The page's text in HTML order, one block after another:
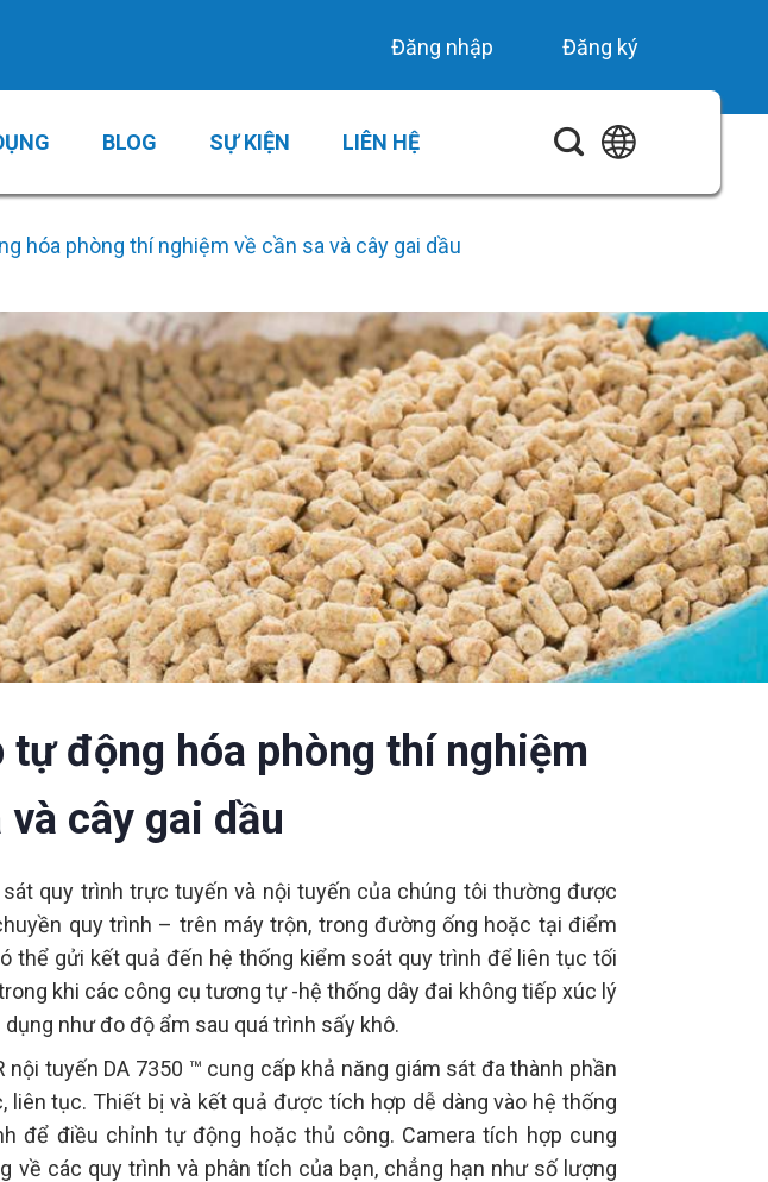
Đăng nhập Đăng ký
BLOG SỰ KIỆN LIÊN HỆ
hóa phòng thí nghiệm về cần sa và cây gai dầu
tự động hóa phòng thí nghiệm
và cây gai dầu
quy trình trực tuyến và nội tuyến của chúng tôi thường được
quy trình – trên máy trộn, trong đường ống hoặc tại điểm
thể gửi kết quả đến hệ thống kiểm soát quy trình để liên tục tối
khi các công cụ tương tự -hệ thống dây đai không tiếp xúc lý
như đo độ ẩm sau quá trình sấy khô.
nội tuyến DA 7350 ™ cung cấp khả năng giám sát đa thành phần
liên tục. Thiết bị và kết quả được tích hợp dễ dàng vào hệ thống
để điều chỉnh tự động hoặc thủ công. Camera tích hợp cung
về các quy trình và phân tích của bạn, chẳng hạn như số lượng